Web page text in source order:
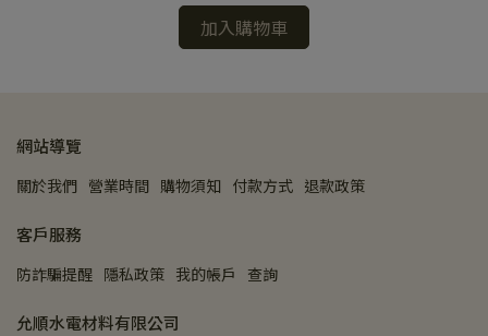
加入購物車
網站導覽
關於我們 營業時間 購物須知 付款方式 退款政策
客戶服務
防詐騙提醒 隱私政策 我的帳戶 查詢
允順水電材料有限公司